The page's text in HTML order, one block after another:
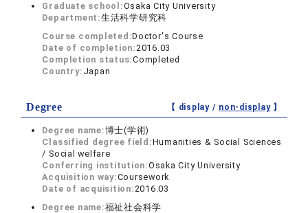
Graduate school:Osaka City University
Department:生活科学研究科
Course completed:Doctor's Course
Date of completion:2016.03
Completion status:Completed
Country: Japan
Degree 【 display / non-display】
Degree name:博士(学術)
Classified degree field:Humanities & Social Sciences
/ Social welfare
Conferring institution:Osaka City University
Acquisition way:Coursework
Date of acquisition:2016.03
Degree name:福祉社会科学